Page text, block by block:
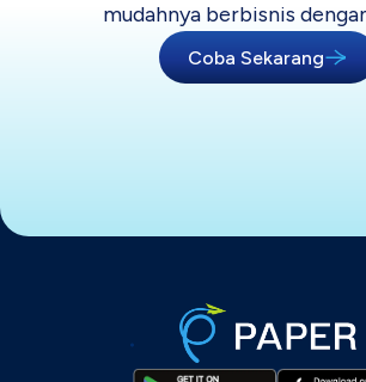
mudahnya berbisnis
Coba Sekarang